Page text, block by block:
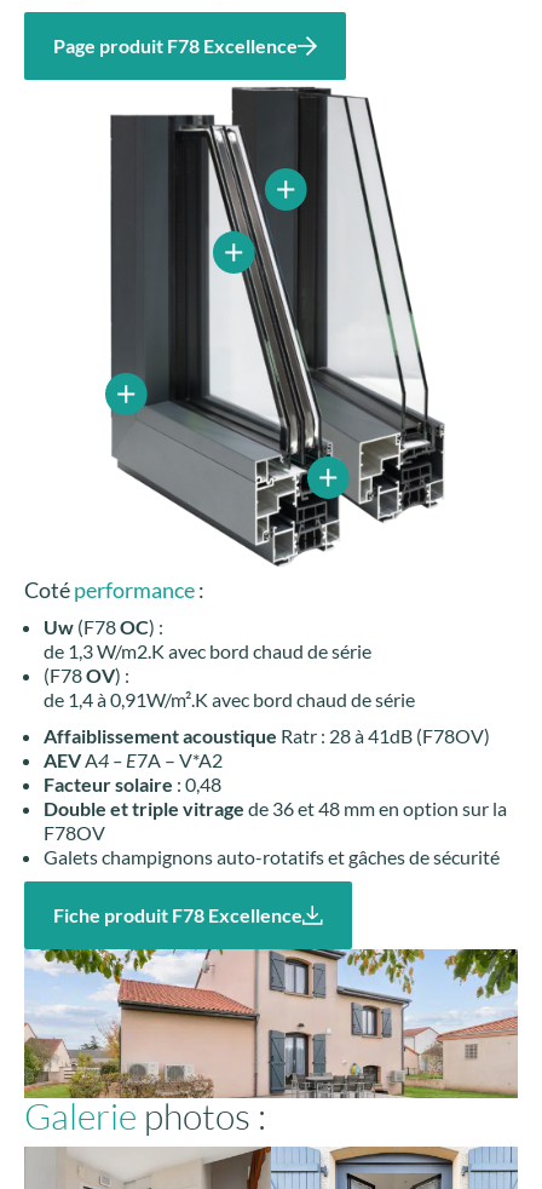
Page produit F78 Excellence
Cotéperformance:
Uw (F78OC) :
de 1,3 W/m2.K avec bord chaud de série
(F78OV) :
de 1,4 à 0,91W/m².K avec bord chaud de série
Affaiblissement acoustique Ratr : 28 à 41dB (F78OV)
AEVA4 – E7A – V*A2
Facteur solaire : 0,48
Double et triple vitrage de 36 et 48 mm en option sur la
F78OV
Galets champignons auto-rotatifs et gâches de sécurité
Fiche produit F78 Excellence
Galerie photos :